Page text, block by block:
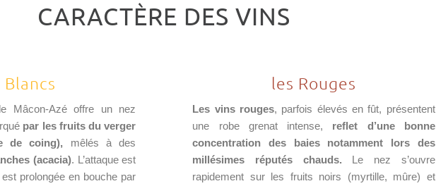
CARACTÈRE DES VINS
Blancs
Mâcon-Azé offre un nez
par les fruits du verger
de coing), mêlés à des
(acacia). L’attaque est
prolongée en bouche par
les Rouges
Les vins rouges, parfois élevés en fût, présentent
une robe grenat intense, reflet d’une bonne
concentration des baies notamment lors des
millésimes réputés chauds. Le nez s’ouvre
rapidement sur les fruits noirs (myrtille, mûre) et